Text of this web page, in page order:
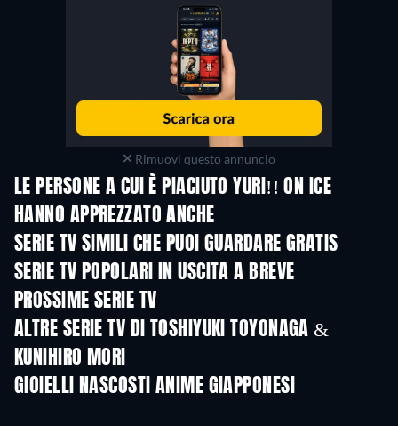
Rimuovi questo annuncio
LE PERSONE A CUI È PIACIUTO YURI!! ON ICE
HANNO APPREZZATO ANCHE
TV
SERIE TV SIMILI CHE PUOI GUARDARE GRATIS
TV
SERIE TV POPOLARI IN USCITA A BREVE
TV TV
PROSSIME SERIE TV
Stagione 1
ALTRE SERIE TV DI TOSHIYUKI TOYONAGA &
KUNIHIRO MORI
GIOIELLI NASCOSTI ANIME GIAPPONESI
TV TV